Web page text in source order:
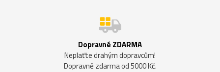
Dopravné ZDARMA
Neplaťte drahým dopravcům!
Dopravné zdarma od 5000 Kč.